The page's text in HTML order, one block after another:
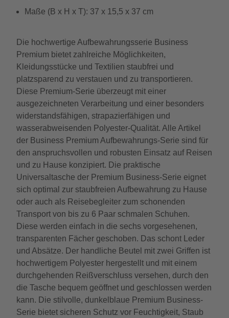
Maße (B x H x T): 37 x 15,5 x 37 cm
Die hochwertige Aufbewahrungsserie Business
Premium bietet zahlreiche Möglichkeiten,
Kleidungsstücke und Textilien staubfrei und
platzsparend zu verstauen und zu transportieren.
Diese Premium-Serie überzeugt mit einer
ausgezeichneten Verarbeitung und einer besonders
widerstandsfähigen, strapazierfähigen und
wasserabweisenden Polyester-Qualität. Alle Artikel
der Business Premium Aufbewahrungs-Serie sind für
den anspruchsvollen und robusten Einsatz auf Reisen
und zu Hause konzipiert. Die praktische
Universaltasche der Premium Business-Serie eignet
sich optimal zur staubfreien Aufbewahrung zu Hause
oder auch als Reisebegleiter zum schonenden
Transport von bis zu 6 Paar schmalen Schuhen.
Diese werden einfach in die sechs vorgesehenen,
transparenten Fächer geschoben. Das schont Leder
und Absätze. Der handliche Beutel mit zwei Griffen ist
hochwertigem Polyester hergestellt und mit einem
durchgehenden Reißverschluss versehen, durch den
die Tasche bequem geöffnet und geschlossen werden
kann. Die stilvolle, dunkelblaue Premium Business-
Serie bietet sicheren Schutz vor Feuchtigkeit, Staub